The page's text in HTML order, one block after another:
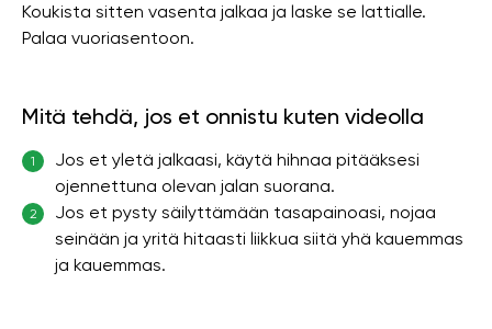
Koukista sitten vasenta jalkaa ja laske se lattialle.
Palaa vuoriasentoon.
Mitä tehdä, jos et onnistu kuten videolla
1
Jos et yletä jalkaasi, käytä hihnaa pitääksesi
ojennettuna olevan jalan suorana.
2
Jos et pysty säilyttämään tasapainoasi, nojaa
seinään ja yritä hitaasti liikkua siitä yhä kauemmas
ja kauemmas.